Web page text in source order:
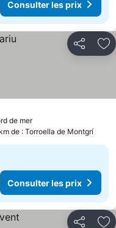
Consulter les prix
Partager
de mer
de : Torroella de Montgrí
Consulter les prix